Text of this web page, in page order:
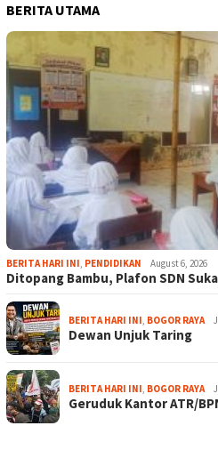
BERITA UTAMA
BERITA HARI INI, PENDIDIKAN August 6, 2026
Ditopang Bambu, Plafon SDN
BERITA HARI INI, BOGOR RAYA
Dewan Unjuk Taring
BERITA HARI INI, BOGOR RAYA
Geruduk Kantor ATR/